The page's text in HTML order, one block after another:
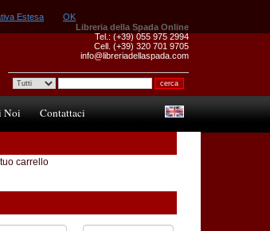
Libreria della Spada Online
Tel.: (+39) 055 975 2994
Cell. (+39) 320 701 9705
info@libreriadellaspada.com
Noi Contattaci
carrello
Estesa OK